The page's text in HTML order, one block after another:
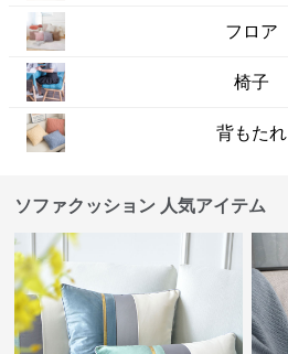
フロア
椅子
背もたれ
ソファクッション 人気アイテム